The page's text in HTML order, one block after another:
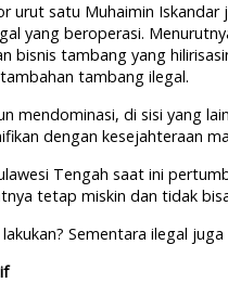
urut satu Muhaimin Iskandar
yang beroperasi.
bisnis tambang yang
tambang ilegal.
mendominasi, di sisi yang
dengan kesejahteraan
Tengah saat ini
tetap miskin dan tidak
Sementara ilegal